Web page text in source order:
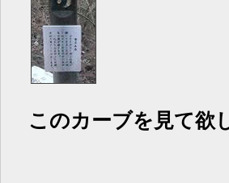
このカーブを見て欲